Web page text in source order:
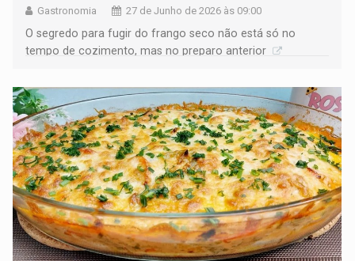
Gastronomia 27 de Junho de 2026 às 09:00
O segredo para fugir do frango seco não está só no
tempo de cozimento, mas no preparo anterior